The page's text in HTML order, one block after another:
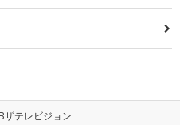
ザテレビジョン